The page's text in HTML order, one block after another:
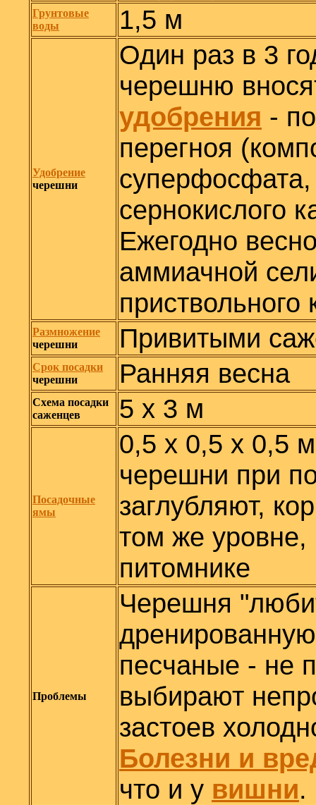
Грунтовые
воды
1,5 м
Удобрение
черешни
Один раз в 3
черешню
удобрения -
перегноя
суперфосфата,
сернокислого
Ежегодно
аммиачной
приствольного
Размножение
черешни
Привитыми
Срок посадки
черешни
Ранняя весна
Схема посадки
саженцев
5 х 3 м
Посадочные
ямы
0,5 х 0,5 х 0,5
черешни при
заглубляют,
том же уровне,
питомнике
Проблемы
Черешня
песчаные - не
выбирают
застоев
Болезни и
что и у вишни.